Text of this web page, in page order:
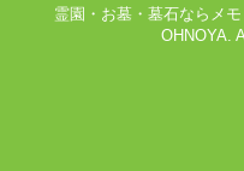
霊園・お墓・墓石ならメ
OHNOYA.